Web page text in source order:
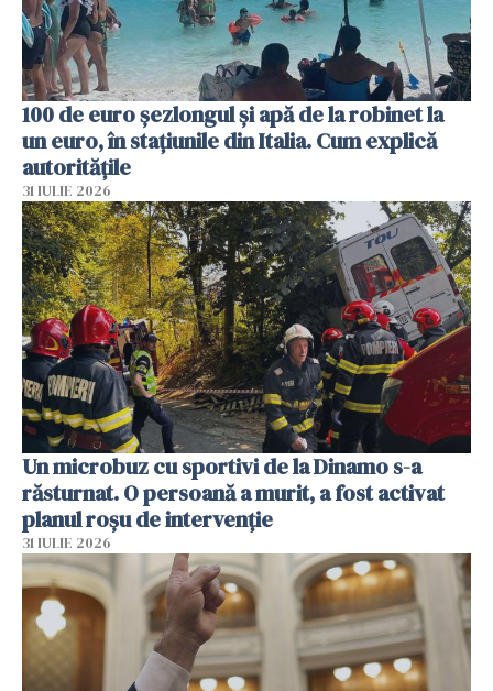
100 de euro șezlongul și apă de la robinet la
un euro, în stațiunile din Italia. Cum explică
autoritățile
31 IULIE 2026
Un microbuz cu sportivi de la Dinamo s-a
răsturnat. O persoană a murit, a fost activat
planul roșu de intervenție
31 IULIE 2026